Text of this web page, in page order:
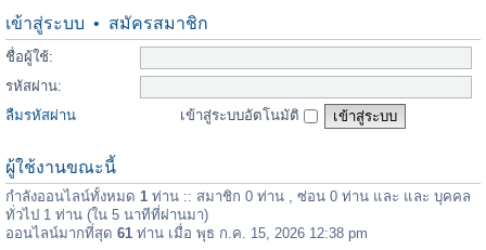
เข้าสู่ระบบ • สมัครสมาชิก
ชื่อผู้ใช้:
รหัสผ่าน:
ลืมรหัสผ่าน
เข้าสู่ระบบอัตโนมัติ
ผู้ใช้งานขณะนี้
กำลังออนไลน์ทั้งหมด 1 ท่าน :: สมาชิก 0 ท่าน , ซ่อน 0 ท่าน และ และ บุคคล
ทั่วไป 1 ท่าน (ใน 5 นาทีที่ผ่านมา)
ออนไลน์มากที่สุด 61 ท่าน เมื่อ พุธ ก.ค. 15, 2026 12:38 pm